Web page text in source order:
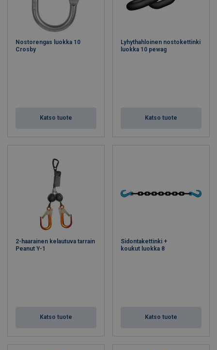
Nostorengas luokka 10
Crosby
Katso tuote
Lyhythahloinen nostokettinki
luokka 10 pewag
Katso tuote
2-haarainen kelautuva tarrain
Peanut Y-1
Katso tuote
Sidontakettinki +
koukut luokka 8
Katso tuote